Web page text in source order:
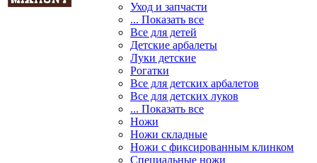
Уход и запчасти
... Показать все
Все для детей
Детские арбалеты
Луки детские
Рогатки
Все для детских арбалетов
Все для детских луков
... Показать все
Ножи
Ножи складные
Ножи с фиксированным клинком
Специальные ножи